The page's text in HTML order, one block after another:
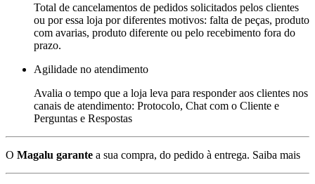
Total de cancelamentos de pedidos solicitados pelos clientes
ou por essa loja por diferentes motivos: falta de peças, produto
com avarias, produto diferente ou pelo recebimento fora do
prazo.
Agilidade no atendimento
Avalia o tempo que a loja leva para responder aos clientes nos
canais de atendimento: Protocolo, Chat com o Cliente e
Perguntas e Respostas
O Magalu garante a sua compra, do pedido à entrega. Saiba mais